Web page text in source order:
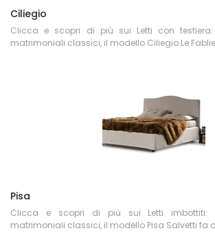
Ciliegio
Clicca e scopri di più sui Letti con
matrimoniali classici, il modello Ciliegio Le
Pisa
Clicca e scopri di più sui Letti imbottiti:
matrimoniali classici, il modello Pisa Salvetti fa